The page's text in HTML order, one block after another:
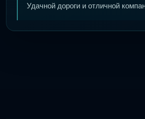
Удачной дороги и отличной